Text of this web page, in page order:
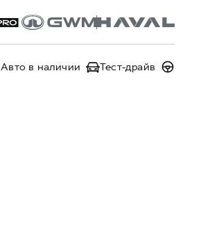
Авто в наличии Тест-драйв